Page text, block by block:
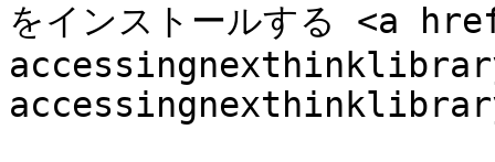
をインストールする <a